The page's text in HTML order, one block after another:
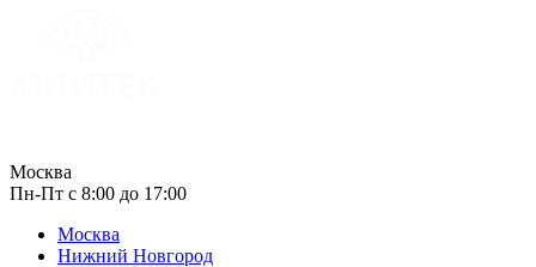
Москва
Пн-Пт с 8:00 до 17:00
Москва
Нижний Новгород